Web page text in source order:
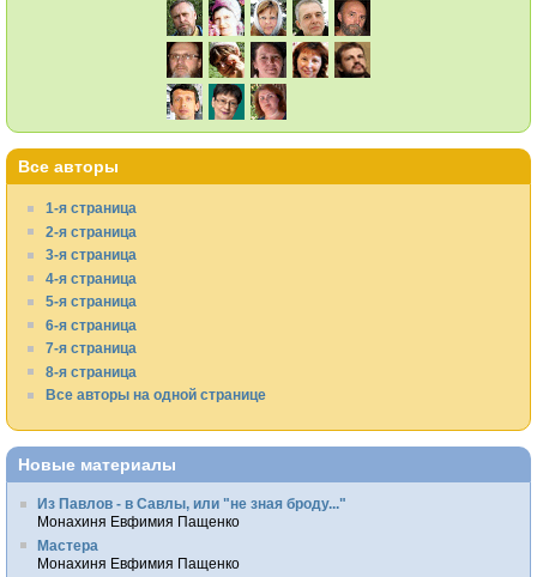
Все авторы
1-я страница
2-я страница
3-я страница
4-я страница
5-я страница
6-я страница
7-я страница
8-я страница
Все авторы на одной странице
Новые материалы
Из Павлов - в Савлы, или "не зная броду..."
Монахиня Евфимия Пащенко
Мастера
Монахиня Евфимия Пащенко